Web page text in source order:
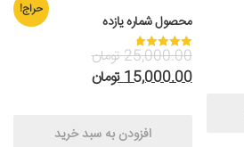
حراج!
محصول شماره یازده
نمره
4.75
از 5
25,000.00 تومان
15,000.00 تومان
افزودن به سبد خرید